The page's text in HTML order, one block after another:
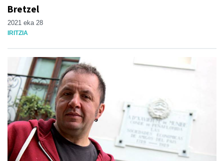
Bretzel
2021 eka 28
IRITZIA